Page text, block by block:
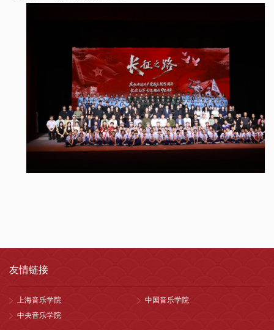
友情链接
上海音乐学院
中国音乐学院
中央音乐学院